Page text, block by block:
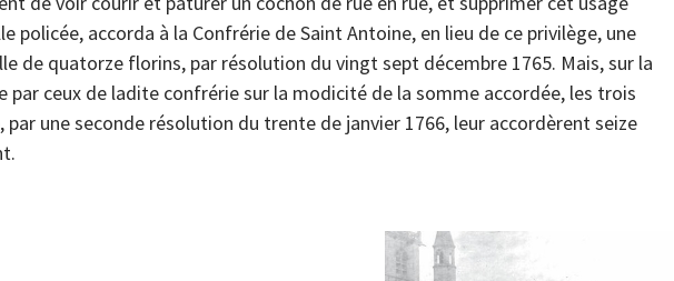
policée, accorda à la Confrérie de Saint Antoine, en lieu de ce privilège, une
de quatorze florins, par résolution du vingt sept décembre 1765. Mais, sur la
ceux de ladite confrérie sur la modicité de la somme accordée, les trois
par une seconde résolution du trente de janvier 1766, leur accordèrent seize